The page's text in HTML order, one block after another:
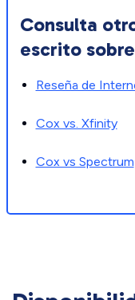
Consulta
escrito
Reseña de
Cox vs. Xfinity
Cox vs Spectrum